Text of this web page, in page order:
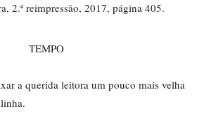
2.ª reimpressão, 2017, página 405.
TEMPO
a querida leitora um pouco mais velha